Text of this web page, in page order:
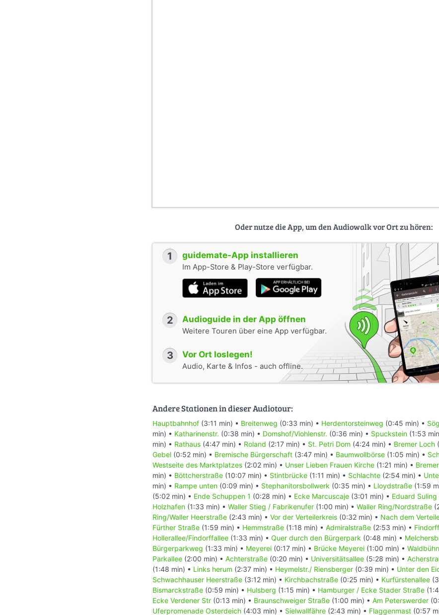
Oder nutze die App, um den Audiowalk vor Ort zu hören:
1 guidemate-App installieren
Im App-Store & Play-Store verfügbar.
2 Audioguide in der App öffnen
Weitere Touren über eine App verfügbar.
3 Vor Ort loslegen!
Audio, Karte & Infos - auch offline.
Andere Stationen in dieser Audiotour:
Hauptbahnhof (3:11 min) • Breitenweg (0:33 min) • Herdentorsteinweg (0:45 min) •
min) • Katharinenstr. (0:38 min) • Domshof/Viohlenstr. (0:36 min) • Spuckstein (1:53
min) • Rathaus (4:47 min) • Roland (2:17 min) • St. Petri Dom (4:24 min) • Bremer Loch
Gebel (0:52 min) • Bremische Bürgerschaft (3:47 min) • Baumwollbörse (1:05 min) •
Westseite des Marktplatzes (2:02 min) • Unser Lieben Frauen Kirche (1:21 min) •
min) • Böttcherstraße (10:07 min) • Stintbrücke (1:11 min) • Schlachte (2:54 min) •
min) • Rampe unten (0:09 min) • Stephanitorsbollwerk (0:35 min) • Lloydstraße (1:59
(5:02 min) • Ende Schuppen 1 (0:28 min) • Ecke Marcuscaje (3:01 min) • Eduard Suling
Holzhafen (1:33 min) • Waller Stieg / Fabrikenufer (1:00 min) • Waller Ring/Nordstraße
Ring/Waller Heerstraße (2:43 min) • Vor der Verteilerkreis (0:32 min) • Nach dem
Fürther Straße (1:59 min) • Hemmstraße (1:18 min) • Admiralstraße (2:53 min) •
Hollerallee/Findorffallee (1:33 min) • Quer durch den Bürgerpark (0:48 min) •
Bürgerparkweg (1:33 min) • Meyerei (0:17 min) • Brücke Meyerei (1:00 min) •
Parkallee (2:00 min) • Achterstraße (0:20 min) • Universitätsallee (5:28 min) •
(1:48 min) • Links herum (2:37 min) • Heymelstr./ Riensberger (0:39 min) • Unter den
Schwachhauser Heerstraße (3:12 min) • Kirchbachstraße (0:25 min) • Kurfürstenallee
Bismarckstraße (0:59 min) • Hulsberg (1:15 min) • Hamburger / Ecke Stader Straße
Ecke Verdener Str (0:13 min) • Braunschweiger Straße (1:00 min) • Am Peterswerder
Uferpromenade Osterdeich (4:03 min) • Sielwallfähre (2:43 min) • Flaggenmast (0:57